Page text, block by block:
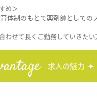
め＞
体制のもとで薬剤師としての
わせて長くご勤務していきたい
求人の魅力